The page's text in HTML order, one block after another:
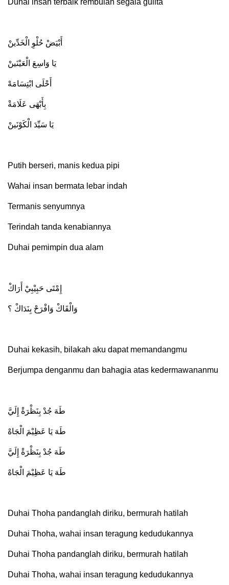
أَبْيَضْ حُلْوِ الْخَدِّينْ
يَا وَاسِعَ الْعَيْنَينْ
أَحْلَى ابْتِسَامَهْ
بِأَبْهَى عَلَامَةْ
يَا سَيِّدَ الْكَوْنَينْ
Putih berseri, manis kedua pipi
Wahai insan bermata lebar indah
Termanis senyumnya
Terindah tanda kenabiannya
Duhai pemimpin dua alam
إِمْتَى حَبِيْبِيْ أَرَاكْ
وَالْقَاكْ وَافْرَحْ بِنَدَاكْ ؟
Duhai kekasih, bilakah aku dapat memandangmu
Berjumpa denganmu dan bahagia atas kedermawananmu
طَهَ جُدْ بِنَظْرَةْ إِلَيَّ
طَهَ يَا عَظِيْمَ الْجَاهْ
طَهَ جُدْ بِنَظْرَةْ إِلَيَّ
طَهَ يَا عَظِيْمَ الْجَاهْ
Duhai Thoha pandanglah diriku, bermurah hatilah
Duhai Thoha, wahai insan teragung kedudukannya
Duhai Thoha pandanglah diriku, bermurah hatilah
Duhai Thoha, wahai insan teragung kedudukannya